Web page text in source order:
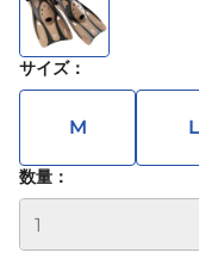
サイズ：
M L
数量：